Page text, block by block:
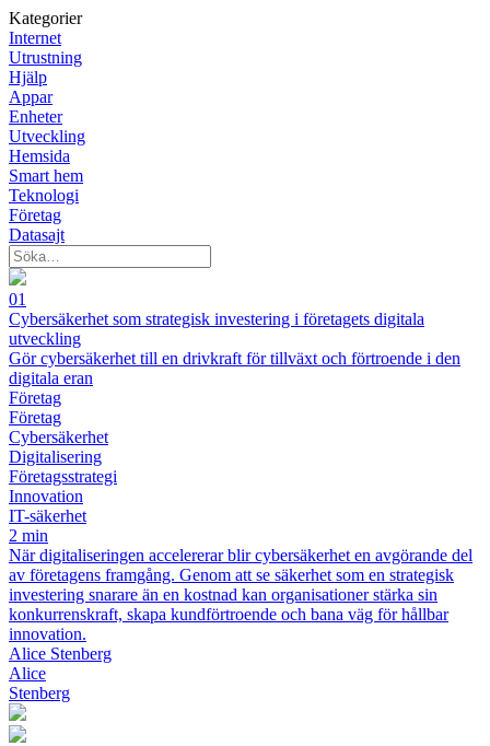
Kategorier
Internet
Utrustning
Hjälp
Appar
Enheter
Utveckling
Hemsida
Smart hem
Teknologi
Företag
Datasajt
01
Cybersäkerhet som strategisk investering i företagets digitala
utveckling
Gör cybersäkerhet till en drivkraft för tillväxt och förtroende i den
digitala eran
Företag
Företag
Cybersäkerhet
Digitalisering
Företagsstrategi
Innovation
IT-säkerhet
2 min
När digitaliseringen accelererar blir cybersäkerhet en avgörande del
av företagens framgång. Genom att se säkerhet som en strategisk
investering snarare än en kostnad kan organisationer stärka sin
konkurrenskraft, skapa kundförtroende och bana väg för hållbar
innovation.
Alice Stenberg
Alice
Stenberg